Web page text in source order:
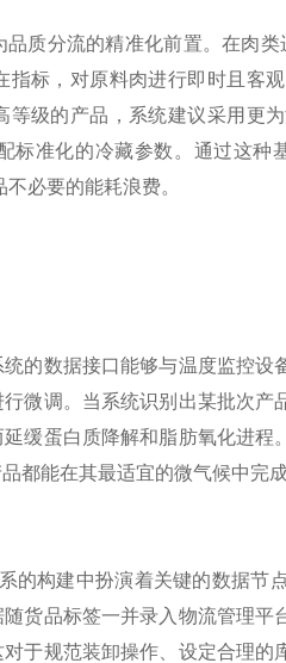
分流的精准化前置。在肉类
指标，对原料肉进行即时且客
级的产品，系统建议采用更
标准化的冷藏参数。通过这
必要的能耗浪费。
数据接口能够与温度监控设
微调。当系统识别出某批次
缓蛋白质降解和脂肪氧化进
都能在其最适宜的微气候中完
构建中扮演着关键的数据节
货品标签一并录入物流管理
于规范装卸操作、设定合理